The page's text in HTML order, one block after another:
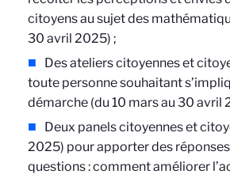
citoyens au sujet des
30 avril 2025) ;
Des ateliers citoyennes et
toute personne souhaitant
démarche (du 10 mars au 30 avril
Deux panels citoyennes et
2025) pour apporter des
questions :comment améliorer